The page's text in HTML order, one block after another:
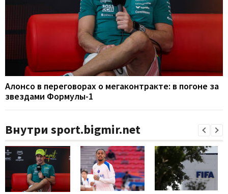
Алонсо в переговорах о мегаконтракте: в погоне за
звездами Формулы-1
Внутри sport.bigmir.net